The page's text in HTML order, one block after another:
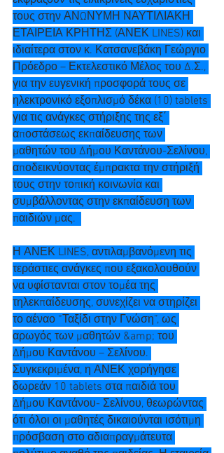
τους στην ΑΝΩΝΥΜΗ ΝΑΥΤΙΛΙΑΚΗ
ΕΤΑΙΡΕΙΑ ΚΡΗΤΗΣ (ΑΝΕΚ LINES) και
ιδιαίτερα στον κ. Κατσανεβάκη Γεώργιο
Πρόεδρο – Εκτελεστικό Μέλος του Δ.Σ.,
για την ευγενική προσφορά τους σε
ηλεκτρονικό εξοπλισμό δέκα (10) tablets
για τις ανάγκες στήριξης της εξ΄
αποστάσεως εκπαίδευσης των
μαθητών του Δήμου Καντάνου-Σελίνου,
αποδεικνύοντας έμπρακτα την στήριξή
τους στην τοπική κοινωνία και
συμβάλλοντας στην εκπαίδευση των
παιδιών μας.
Η ΑΝΕΚ LINES, αντιλαμβανόμενη τις
τεράστιες ανάγκες που εξακολουθούν
να υφίστανται στον τομέα της
τηλεκπαίδευσης, συνεχίζει να στηρίζει
το αέναο “Ταξίδι στην Γνώση”, ως
αρωγός των μαθητών &amp; του
Δήμου Καντάνου – Σελίνου.
Συγκεκριμένα, η ΑΝΕΚ χορήγησε
δωρεάν 10 tablets στα παιδιά του
Δήμου Καντάνου- Σελίνου, θεωρώντας
ότι όλοι οι μαθητές δικαιούνται ισότιμη
πρόσβαση στο αδιαπραγμάτευτα